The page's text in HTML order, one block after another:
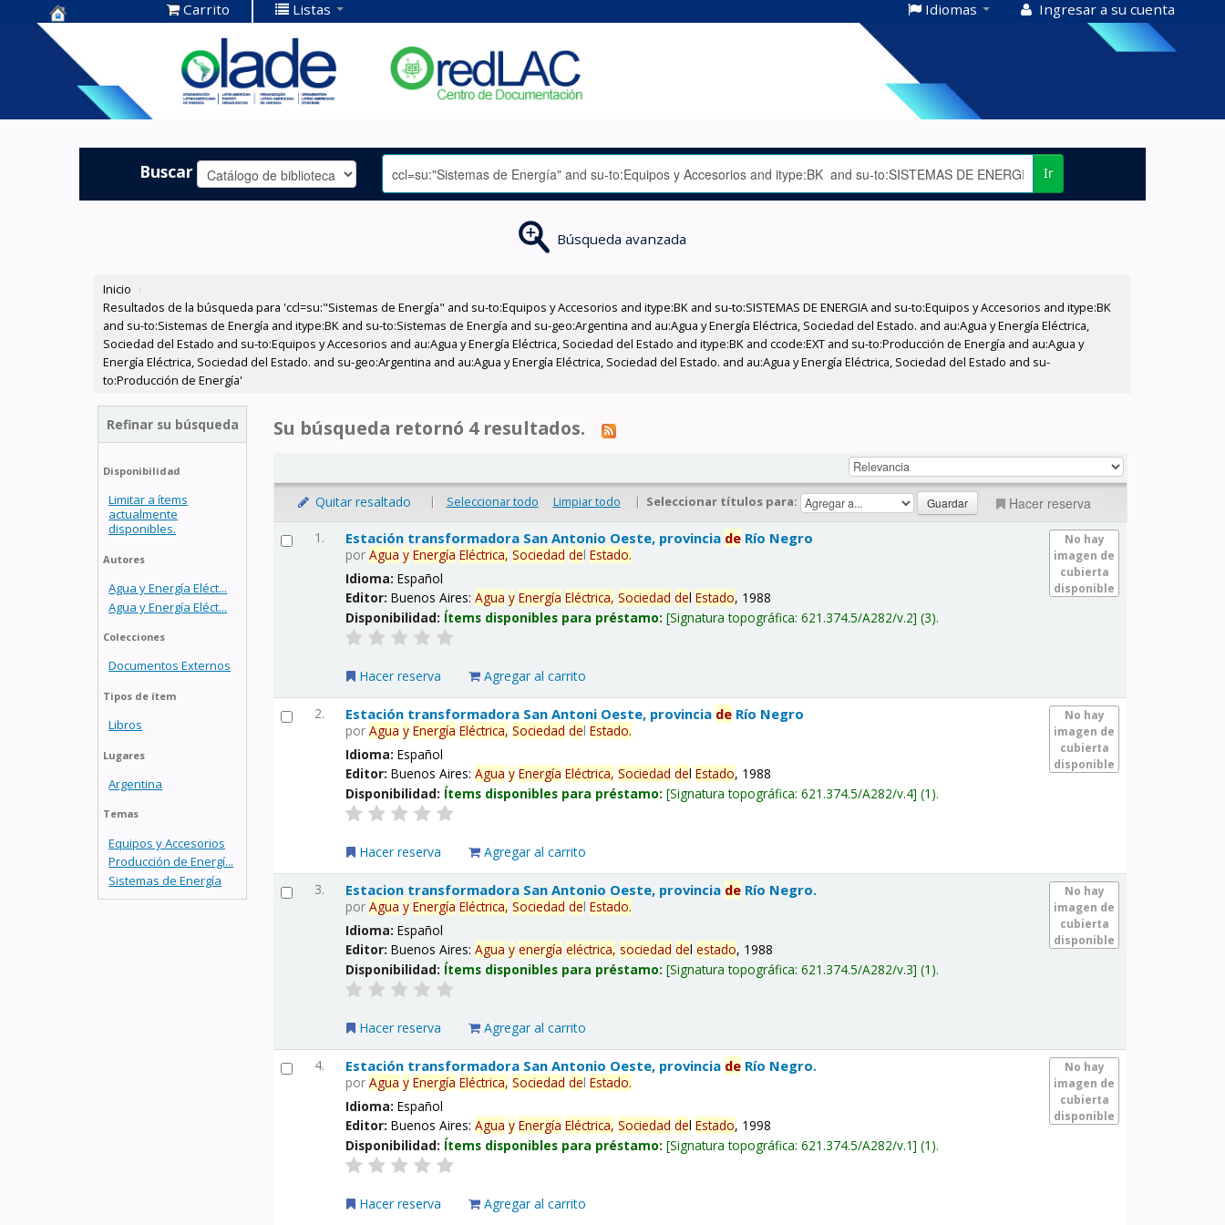
Centro de
Documentación
OLADE -
Carrito Listas Idiomas Ingresar a su cuenta
Buscar Ir
Búsqueda avanzada
Inicio ›
Resultados de la búsqueda para 'ccl=su:"Sistemas de Energía" and su-to:Equipos y Accesorios and itype:BK and su-to:SISTEMAS DE ENERGIA and su-to:Equipos y Accesorios and itype:BK
and su-to:Sistemas de Energía and itype:BK and su-to:Sistemas de Energía and su-geo:Argentina and au:Agua y Energía Eléctrica, Sociedad del Estado. and au:Agua y Energía Eléctrica,
Sociedad del Estado and su-to:Equipos y Accesorios and au:Agua y Energía Eléctrica, Sociedad del Estado and itype:BK and ccode:EXT and su-to:Producción de Energía and au:Agua y
Energía Eléctrica, Sociedad del Estado. and su-geo:Argentina and au:Agua y Energía Eléctrica, Sociedad del Estado. and au:Agua y Energía Eléctrica, Sociedad del Estado and su-
to:Producción de Energía'
Refinar su búsqueda
Disponibilidad
Limitar a ítems
actualmente
disponibles.
Autores
Agua y Energía Eléct...
Agua y Energía Eléct...
Colecciones
Documentos Externos
Tipos de ítem
Libros
Lugares
Argentina
Temas
Equipos y Accesorios
Producción de Energí...
Sistemas de Energía
Su búsqueda retornó 4 resultados.
Quitar resaltado | Seleccionar todo Limpiar todo | Seleccionar títulos para: Hacer reserva
1.
No hay
imagen de
cubierta
disponible
Estación transformadora San Antonio Oeste, provincia de Río Negro
porAgua y Energía Eléctrica, Sociedad delEstado.
Idioma:Español
Editor:Buenos Aires:Agua y Energía Eléctrica, Sociedad delEstado, 1988
Disponibilidad: Ítems disponibles para préstamo: Signatura topográfica:621.374.5/A282/v.2 (3).
Hacer reserva Agregar al carrito
2.
No hay
imagen de
cubierta
disponible
Estación transformadora San Antoni Oeste, provincia de Río Negro
porAgua y Energía Eléctrica, Sociedad delEstado.
Idioma:Español
Editor:Buenos Aires:Agua y Energía Eléctrica, Sociedad delEstado, 1988
Disponibilidad: Ítems disponibles para préstamo: Signatura topográfica:621.374.5/A282/v.4 (1).
Hacer reserva Agregar al carrito
3.
No hay
imagen de
cubierta
disponible
Estacion transformadora San Antonio Oeste, provincia de Río Negro.
porAgua y Energía Eléctrica, Sociedad delEstado.
Idioma:Español
Editor:Buenos Aires:Agua y energía eléctrica, sociedad delestado, 1988
Disponibilidad: Ítems disponibles para préstamo: Signatura topográfica:621.374.5/A282/v.3 (1).
Hacer reserva Agregar al carrito
4.
No hay
imagen de
cubierta
disponible
Estación transformadora San Antonio Oeste, provincia de Río Negro.
porAgua y Energía Eléctrica, Sociedad delEstado.
Idioma:Español
Editor:Buenos Aires:Agua y Energía Eléctrica, Sociedad delEstado, 1998
Disponibilidad: Ítems disponibles para préstamo: Signatura topográfica:621.374.5/A282/v.1 (1).
Hacer reserva Agregar al carrito